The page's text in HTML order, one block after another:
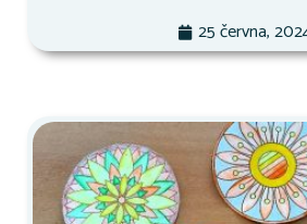
25 června,